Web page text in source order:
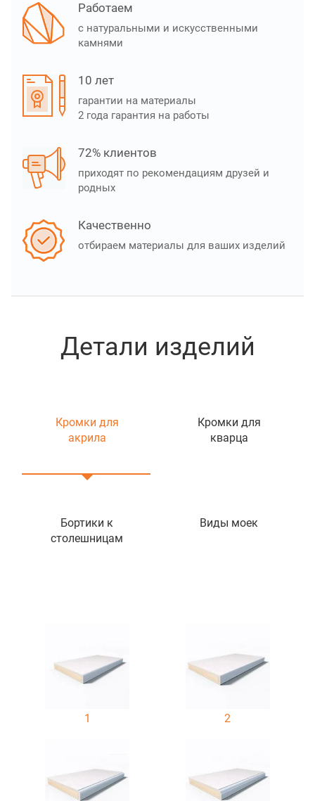
Работаем
с натуральными и искусственными
камнями
10 лет
гарантии на материалы
2 года гарантия на работы
72% клиентов
приходят по рекомендациям друзей и
родных
Качественно
отбираем материалы для ваших изделий
Детали изделий
Кромки для
акрила
Кромки для
кварца
Бортики к
столешницам
Виды моек
1 2